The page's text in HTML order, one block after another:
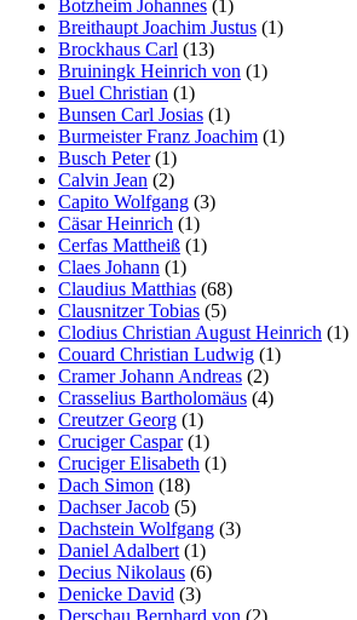
Botzheim Johannes (1)
Breithaupt Joachim Justus (1)
Brockhaus Carl (13)
Bruiningk Heinrich von (1)
Buel Christian (1)
Bunsen Carl Josias (1)
Burmeister Franz Joachim (1)
Busch Peter(1)
Calvin Jean (2)
Capito Wolfgang (3)
Cäsar Heinrich (1)
Cerfas Mattheiß (1)
Claes Johann (1)
Claudius Matthias (68)
Clausnitzer Tobias (5)
Clodius Christian August Heinrich (1)
Couard Christian Ludwig (1)
Cramer Johann Andreas (2)
Crasselius Bartholomäus (4)
Creutzer Georg (1)
Cruciger Caspar(1)
Cruciger Elisabeth (1)
Dach Simon (18)
Dachser Jacob (5)
Dachstein Wolfgang (3)
Daniel Adalbert (1)
Decius Nikolaus (6)
Denicke David (3)
Derschau Bernhard von (2)